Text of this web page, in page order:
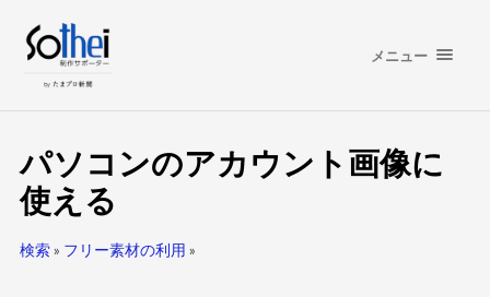
メニュー
パソコンのアカウント画像に
使える
検索» フリー素材の利用 »